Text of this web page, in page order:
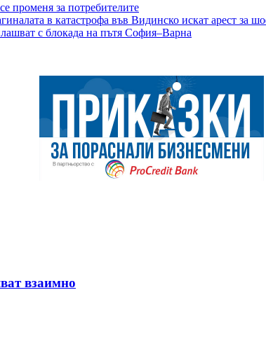
променя за потребителите
в катастрофа във Видинско искат арест за
с блокада на пътя София–Варна
взаимно